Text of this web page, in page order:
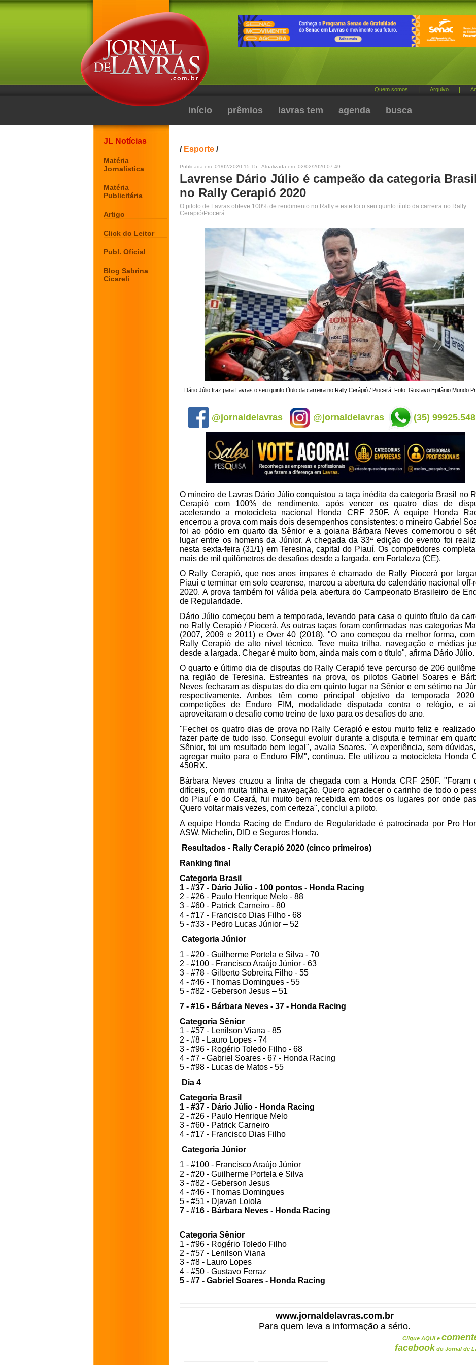
Quem somos Arquivo
início prêmios lavras tem agenda busca
JL Notícias
Matéria
Jornalística
Matéria
Publicitária
Artigo
Click do Leitor
Publ. Oficial
Blog Sabrina
Cicareli
/ Esporte /
Publicada em: 01/02/2020 15:15 - Atualizada em: 02/02/2020 07:49
Lavrense Dário Júlio é campeão da categoria Brasil
no Rally Cerapió 2020
O piloto de Lavras obteve 100% de rendimento no Rally e este foi o seu quinto título da carreira no Rally
Cerapió/Piocerá
Dário Júlio traz para Lavras o seu quinto título da carreira no Rally Cerápió / Piocerá. Foto: Gustavo Epifânio Mundo
@jornaldelavras @jornaldelavras (35)
O mineiro de Lavras Dário Júlio conquistou a taça inédita da categoria Brasil no
Cerapió com 100% de rendimento, após vencer os quatro dias de
acelerando a motocicleta nacional Honda CRF 250F. A equipe Honda
encerrou a prova com mais dois desempenhos consistentes: o mineiro Gabriel
foi ao pódio em quarto da Sênior e a goiana Bárbara Neves comemorou o
lugar entre os homens da Júnior. A chegada da 33ª edição do evento foi
nesta sexta-feira (31/1) em Teresina, capital do Piauí. Os competidores
mais de mil quilômetros de desafios desde a largada, em Fortaleza (CE).
O Rally Cerapió, que nos anos ímpares é chamado de Rally Piocerá por
Piauí e terminar em solo cearense, marcou a abertura do calendário nacional off-
2020. A prova também foi válida pela abertura do Campeonato Brasileiro de
de Regularidade.
Dário Júlio começou bem a temporada, levando para casa o quinto título da
no Rally Cerapió / Piocerá. As outras taças foram confirmadas nas categorias
(2007, 2009 e 2011) e Over 40 (2018). "O ano começou da melhor forma,
Rally Cerapió de alto nível técnico. Teve muita trilha, navegação e médias
desde a largada. Chegar é muito bom, ainda mais com o título", afirma Dário Júlio.
O quarto e último dia de disputas do Rally Cerapió teve percurso de 206
na região de Teresina. Estreantes na prova, os pilotos Gabriel Soares e
Neves fecharam as disputas do dia em quinto lugar na Sênior e em sétimo na
respectivamente. Ambos têm como principal objetivo da temporada
competições de Enduro FIM, modalidade disputada contra o relógio, e
aproveitaram o desafio como treino de luxo para os desafios do ano.
"Fechei os quatro dias de prova no Rally Cerapió e estou muito feliz e
fazer parte de tudo isso. Consegui evoluir durante a disputa e terminar em
Sênior, foi um resultado bem legal", avalia Soares. "A experiência, sem
agregar muito para o Enduro FIM", continua. Ele utilizou a motocicleta Honda
450RX.
Bárbara Neves cruzou a linha de chegada com a Honda CRF 250F. "Foram
difíceis, com muita trilha e navegação. Quero agradecer o carinho de todo o
do Piauí e do Ceará, fui muito bem recebida em todos os lugares por onde
Quero voltar mais vezes, com certeza", conclui a piloto.
A equipe Honda Racing de Enduro de Regularidade é patrocinada por Pro
ASW, Michelin, DID e Seguros Honda.
Resultados - Rally Cerapió 2020 (cinco primeiros)
Ranking final
Categoria Brasil
1 - #37 - Dário Júlio - 100 pontos - Honda Racing
2 - #26 - Paulo Henrique Melo - 88
3 - #60 - Patrick Carneiro - 80
4 - #17 - Francisco Dias Filho - 68
5 - #33 - Pedro Lucas Júnior – 52
Categoria Júnior
1 - #20 - Guilherme Portela e Silva - 70
2 - #100 - Francisco Araújo Júnior - 63
3 - #78 - Gilberto Sobreira Filho - 55
4 - #46 - Thomas Domingues - 55
5 - #82 - Geberson Jesus – 51
7 - #16 - Bárbara Neves - 37 - Honda Racing
Categoria Sênior
1 - #57 - Lenilson Viana - 85
2 - #8 - Lauro Lopes - 74
3 - #96 - Rogério Toledo Filho - 68
4 - #7 - Gabriel Soares - 67 - Honda Racing
5 - #98 - Lucas de Matos - 55
Dia 4
Categoria Brasil
1 - #37 - Dário Júlio - Honda Racing
2 - #26 - Paulo Henrique Melo
3 - #60 - Patrick Carneiro
4 - #17 - Francisco Dias Filho
Categoria Júnior
1 - #100 - Francisco Araújo Júnior
2 - #20 - Guilherme Portela e Silva
3 - #82 - Geberson Jesus
4 - #46 - Thomas Domingues
5 - #51 - Djavan Loiola
7 - #16 - Bárbara Neves - Honda Racing
Categoria Sênior
1 - #96 - Rogério Toledo Filho
2 - #57 - Lenilson Viana
3 - #8 - Lauro Lopes
4 - #50 - Gustavo Ferraz
5 - #7 - Gabriel Soares - Honda Racing
www.jornaldelavras.com.br
Para quem leva a informação a sério.
Clique AQUI e
facebook do Jornal de